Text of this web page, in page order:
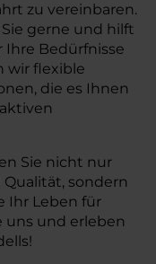
zu vereinbaren.
gerne und hilft
Ihre Bedürfnisse
wir flexible
die es Ihnen
Sie nicht nur
sondern
Ihr Leben für
uns und erleben